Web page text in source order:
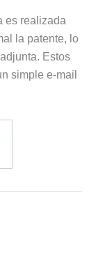
es realizada
la patente, lo
Estos
simple e-mail